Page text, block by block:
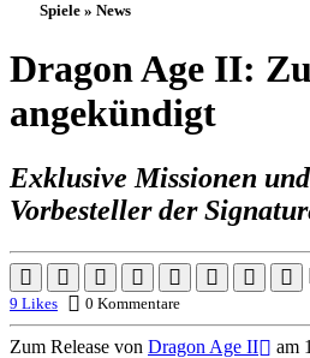
Spiele » News
Dragon Age II:
angekündigt
Exklusive Missionen
Vorbesteller der
9 Likes
0 Kommentare
Zum Release von Dragon Age II
am